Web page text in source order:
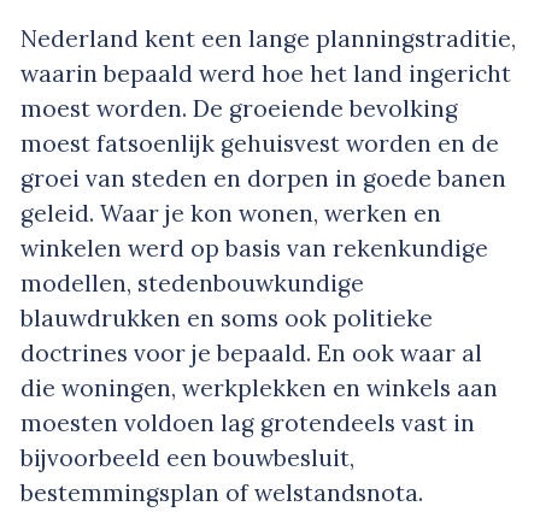
Nederland kent een lange planningstraditie,
waarin bepaald werd hoe het land ingericht
moest worden. De groeiende bevolking
moest fatsoenlijk gehuisvest worden en de
groei van steden en dorpen in goede banen
geleid. Waar je kon wonen, werken en
winkelen werd op basis van rekenkundige
modellen, stedenbouwkundige
blauwdrukken en soms ook politieke
doctrines voor je bepaald. En ook waar al
die woningen, werkplekken en winkels aan
moesten voldoen lag grotendeels vast in
bijvoorbeeld een bouwbesluit,
bestemmingsplan of welstandsnota.